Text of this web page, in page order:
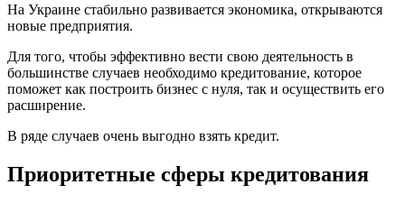
На Украине стабильно развивается экономика, открываются
новые предприятия.
Для того, чтобы эффективно вести свою деятельность в
большинстве случаев необходимо кредитование, которое
поможет как построить бизнес с нуля, так и осуществить его
расширение.
В ряде случаев очень выгодно взять кредит.
Приоритетные сферы кредитования